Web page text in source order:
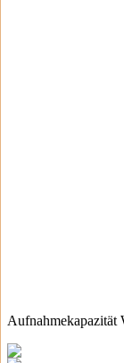
Aufnahmekapazität